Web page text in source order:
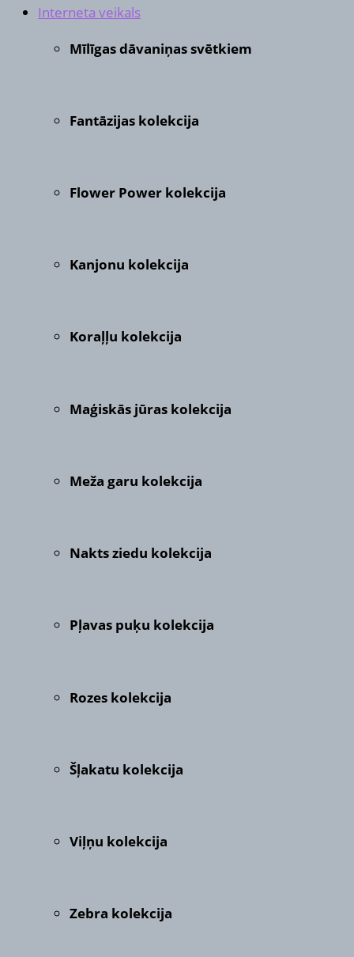
Interneta veikals
Mīlīgas dāvaniņas svētkiem
Fantāzijas kolekcija
Flower Power kolekcija
Kanjonu kolekcija
Koraļļu kolekcija
Maģiskās jūras kolekcija
Meža garu kolekcija
Nakts ziedu kolekcija
Pļavas puķu kolekcija
Rozes kolekcija
Šļakatu kolekcija
Viļņu kolekcija
Zebra kolekcija